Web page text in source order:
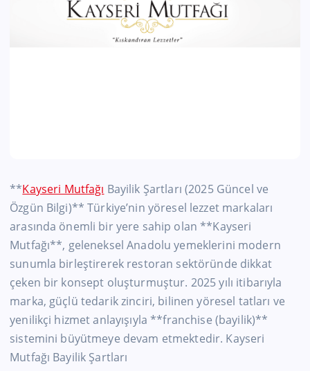
**Kayseri Mutfağı Bayilik Şartları (2025 Güncel ve
Özgün Bilgi)** Türkiye’nin yöresel lezzet markaları
arasında önemli bir yere sahip olan **Kayseri
Mutfağı**, geleneksel Anadolu yemeklerini modern
sunumla birleştirerek restoran sektöründe dikkat
çeken bir konsept oluşturmuştur. 2025 yılı itibarıyla
marka, güçlü tedarik zinciri, bilinen yöresel tatları ve
yenilikçi hizmet anlayışıyla **franchise (bayilik)**
sistemini büyütmeye devam etmektedir. Kayseri
Mutfağı Bayilik Şartları